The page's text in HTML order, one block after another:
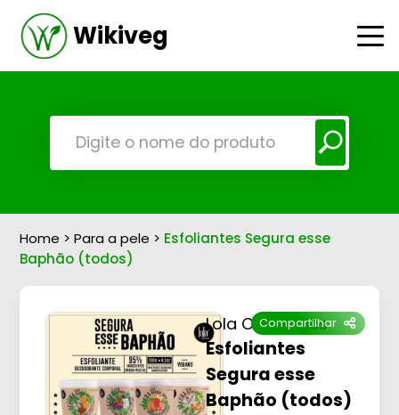
Wikiveg
Home >Para a pele > Esfoliantes Segura esse
Baphão (todos)
Compartilhar
Lola Cosmetics
Esfoliantes
Segura esse
Baphão (todos)